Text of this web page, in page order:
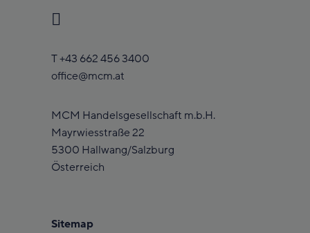
T+43 662 456 3400
office@mcm.at
MCM Handelsgesellschaft m.b.H.
Mayrwiesstraße 22
5300 Hallwang/Salzburg
Österreich
Sitemap